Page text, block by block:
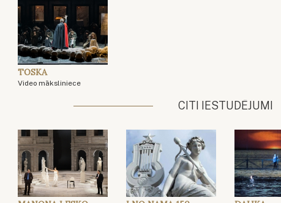
TOSKA
Video māksliniece
CITI IESTUDĒJUMI